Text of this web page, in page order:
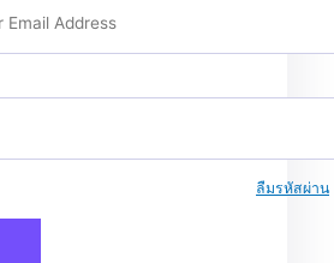
ลืมรหัสผ่าน